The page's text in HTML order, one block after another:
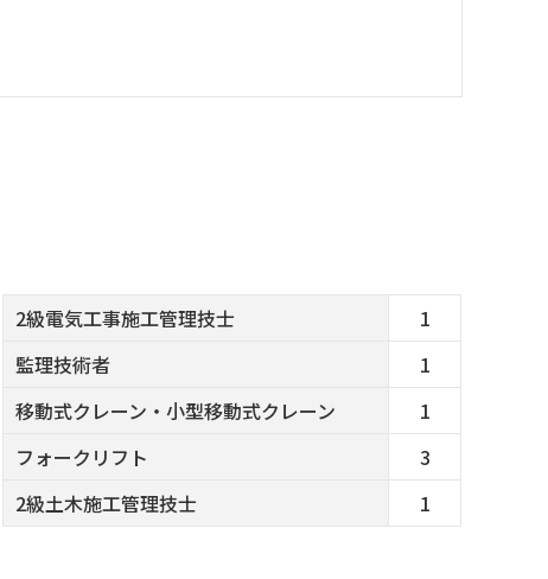
2級電気工事施工管理技士
1
監理技術者
1
移動式クレーン・小型移動式クレーン
1
フォークリフト
3
2級土木施工管理技士
1